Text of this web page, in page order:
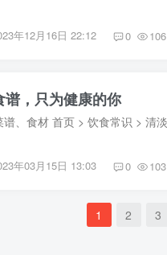
年12月16日 22:12 0 106
谱，只为健康的你
年03月15日 13:03 0 103
1 2 3